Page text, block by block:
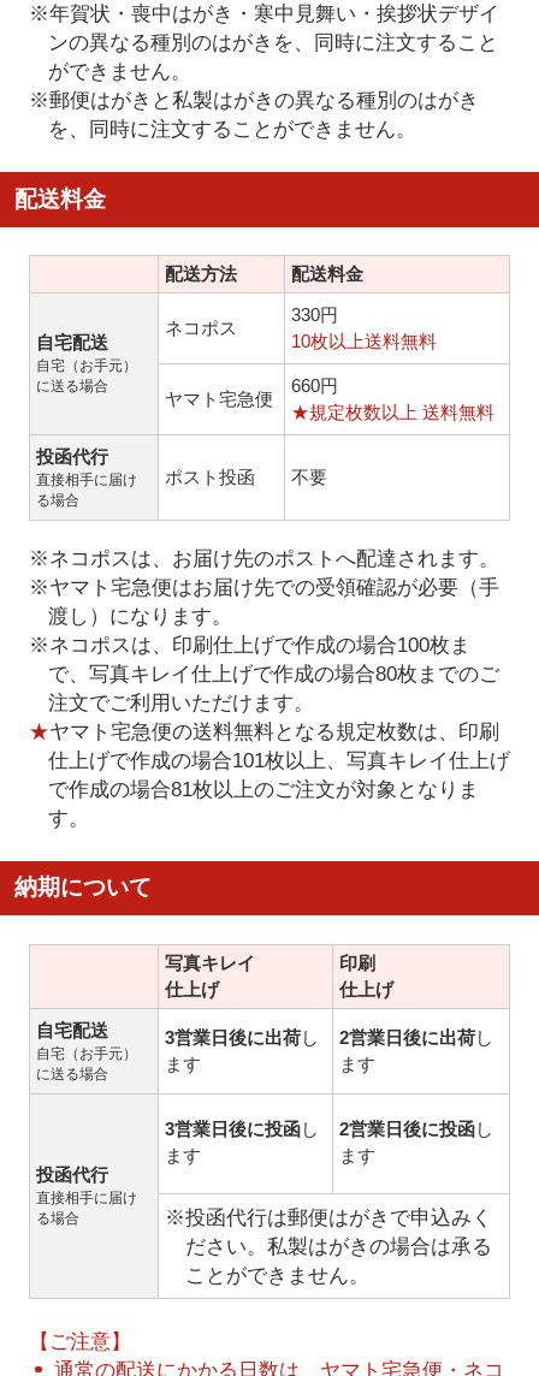
※年賀状・喪中はがき・寒中見舞い・挨拶状デザイ
ンの異なる種別のはがきを、同時に注文すること
ができません。
※郵便はがきと私製はがきの異なる種別のはがき
を、同時に注文することができません。
配送料金
配送方法 配送料金
自宅配送
自宅（お手元）
に送る場合
ネコポス
330円
10枚以上送料無料
ヤマト宅急便
660円
★規定枚数以上 送料無料
投函代行
直接相手に届け
る場合
ポスト投函 不要
※ネコポスは、お届け先のポストへ配達されます。
※ヤマト宅急便はお届け先での受領確認が必要（手
渡し）になります。
※ネコポスは、印刷仕上げで作成の場合100枚ま
で、写真キレイ仕上げで作成の場合80枚までのご
注文でご利用いただけます。
★ヤマト宅急便の送料無料となる規定枚数は、印刷
仕上げで作成の場合101枚以上、写真キレイ仕上げ
で作成の場合81枚以上のご注文が対象となりま
す。
納期について
写真キレイ
仕上げ
印刷
仕上げ
自宅配送
自宅（お手元）
に送る場合
3営業日後に出荷し
ます
2営業日後に出荷し
ます
投函代行
直接相手に届け
る場合
3営業日後に投函し
ます
2営業日後に投函し
ます
※投函代行は郵便はがきで申込みく
ださい。私製はがきの場合は承る
ことができません。
【ご注意】
通常の配送にかかる日数は、ヤマト宅急便・ネコ